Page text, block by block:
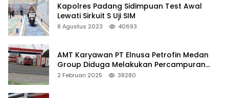
Kapolres Padang Sidimpuan Test Awal
Lewati Sirkuit S Uji SIM
8 Agustus 2023 40693
AMT Karyawan PT Elnusa Petrofin Medan
Group Diduga Melakukan Percampuran
BBM Subsidi Milik Retail PT Pertamina Patra
2 Februari 2025 38280